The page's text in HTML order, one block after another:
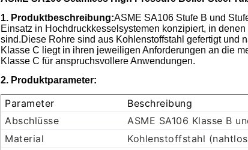
1. Produktbeschreibung:ASME SA106 Stufe B und
Einsatz in Hochdruckkesselsystemen konzipiert, in
sind.Diese Rohre sind aus Kohlenstoffstahl gefertigt und
Klasse C liegt in ihren jeweiligen Anforderungen an die
Klasse C für anspruchsvollere Anwendungen.
2. Produktparameter:
Parameter
Beschreibung
Abschlüsse
ASME SA106 Klasse B
Material
Kohlenstoffstahl